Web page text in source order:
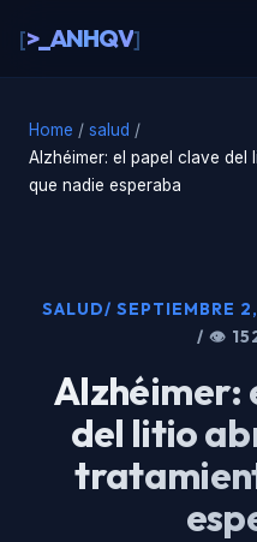
contenido
[>_ANHQV]
Home / salud /
Alzhéimer: el papel clave del
que nadie esperaba
SALUD/ SEPTIEMBRE
/ 👁
Alzhéimer:
del litio